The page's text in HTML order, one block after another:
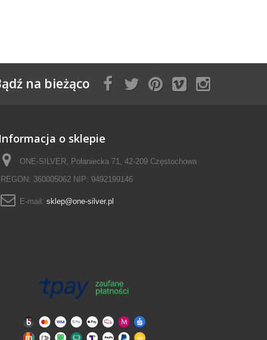
na bieżąco
o sklepie
ONE-SILVER, Połaniecka 71, 42-209 Częstochowa
REGON: 360005062 NIP: 9492199146
E-mail: sklep@one-silver.pl